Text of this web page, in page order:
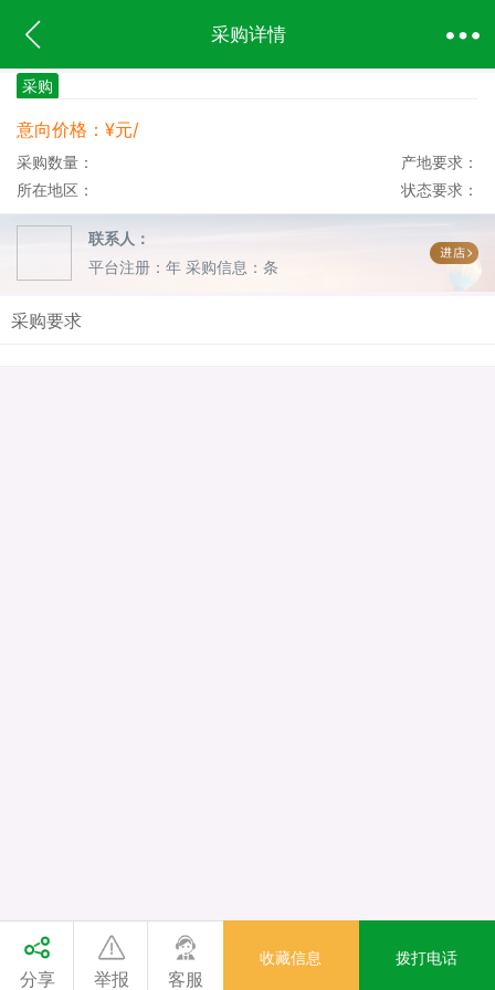
采购详情
分享 举报 客服
收藏信息 拨打电话
采购
意向价格：¥元/
采购数量：
所在地区：
产地要求：
状态要求：
联系人：
平台注册：年 采购信息：条
采购要求